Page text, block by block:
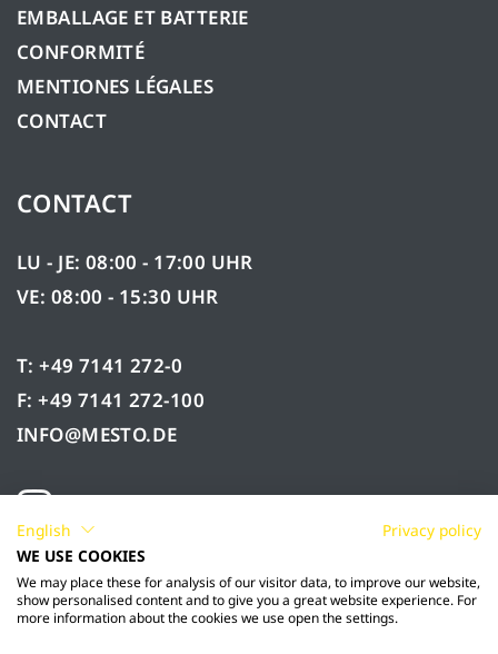
EMBALLAGE ET BATTERIE
CONFORMITÉ
MENTIONES LÉGALES
CONTACT
CONTACT
LU - JE: 08:00 - 17:00 UHR
VE: 08:00 - 15:30 UHR
T: +49 7141 272-0
F: +49 7141 272-100
INFO@MESTO.DE
English
Privacy policy
WE USE COOKIES
We may place these for analysis of our visitor data, to improve our website,
show personalised content and to give you a great website experience. For
more information about the cookies we use open the settings.